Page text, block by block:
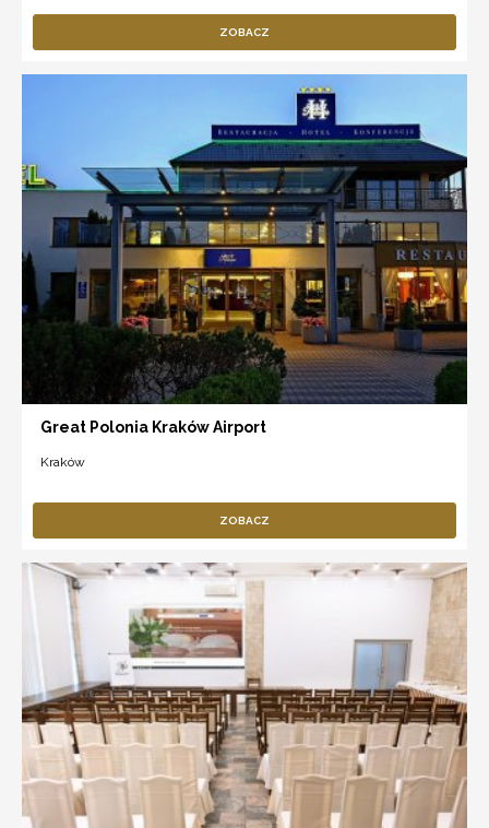
ZOBACZ
Great Polonia Kraków Airport
Kraków
ZOBACZ